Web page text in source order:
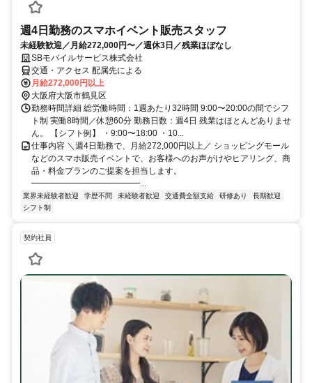
週4日勤務のスマホイベント販売スタッフ
未経験歓迎／月給272,000円〜／週休3日／残業ほぼなし
SBモバイルサービス株式会社
交通・アクセス 配属先による
月給272,000円以上
大阪府大阪市鶴見区
勤務時間詳細 総労働時間：1週あたり32時間 9:00〜20:00の間でシフ
ト制 実働8時間／休憩60分 勤務日数：週4日 残業はほとんどありませ
ん。 【シフト例】 ・9:00〜18:00 ・10...
仕事内容 ＼週4日勤務で、月給272,000円以上／ ショッピングモール
などのスマホ販売イベントで、お客様へのお声がけやヒアリング、商
品・料金プランのご提案を担当します。
━━━━━━━━━━━━━...
業界未経験者歓迎 学歴不問 未経験者歓迎 交通費全額支給 研修あり
長期歓迎
シフト制
契約社員